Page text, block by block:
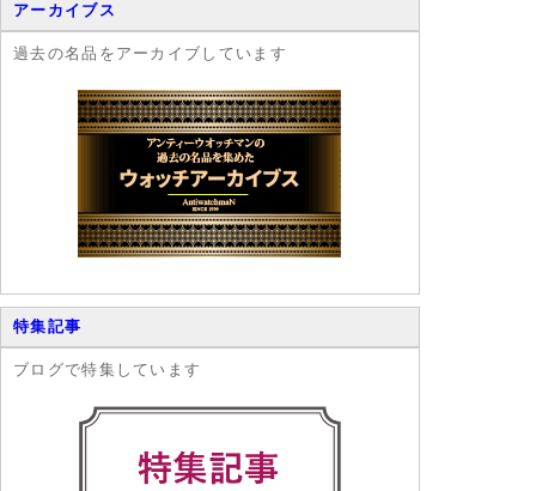
アーカイブス
過去の名品をアーカイブしています
特集記事
ブログで特集しています